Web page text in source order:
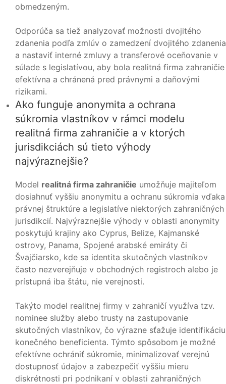
obmedzeným.
Odporúča sa tiež analyzovať možnosti dvojitého
zdanenia podľa zmlúv o zamedzení dvojitého zdanenia
a nastaviť interné zmluvy a transferové oceňovanie v
súlade s legislatívou, aby bola realitná firma zahraničie
efektívna a chránená pred právnymi a daňovými
rizikami.
Ako funguje anonymita a ochrana
súkromia vlastníkov v rámci modelu
realitná firma zahraničie a v ktorých
jurisdikciách sú tieto výhody
najvýraznejšie?
Model realitná firma zahraničie umožňuje majiteľom
dosiahnuť vyššiu anonymitu a ochranu súkromia vďaka
právnej štruktúre a legislatíve niektorých zahraničných
jurisdikcií. Najvýraznejšie výhody v oblasti anonymity
poskytujú krajiny ako Cyprus, Belize, Kajmanské
ostrovy, Panama, Spojené arabské emiráty či
Švajčiarsko, kde sa identita skutočných vlastníkov
často nezverejňuje v obchodných registroch alebo je
prístupná iba štátu, nie verejnosti.
Takýto model realitnej firmy v zahraničí využíva tzv.
nominee služby alebo trusty na zastupovanie
skutočných vlastníkov, čo výrazne sťažuje identifikáciu
konečného beneficienta. Týmto spôsobom je možné
efektívne ochrániť súkromie, minimalizovať verejnú
dostupnosť údajov a zabezpečiť vyššiu mieru
diskrétnosti pri podnikaní v oblasti zahraničných